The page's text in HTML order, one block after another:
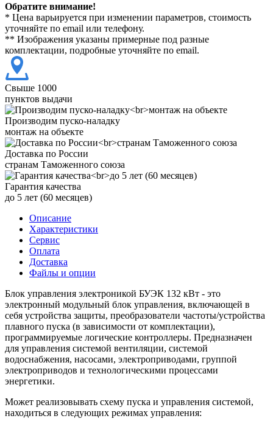
Обратите внимание!
* Цена варьируется при изменении параметров, стоимость
уточняйте по email или телефону.
** Изображения указаны примерные под разные
комплектации, подробные уточняйте по email.
Свыше 1000
пунктов выдачи
Производим пуско-наладку
монтаж на объекте
Доставка по России
странам Таможенного союза
Гарантия качества
до 5 лет (60 месяцев)
Описание
Характеристики
Сервис
Оплата
Доставка
Файлы и опции
Блок управления электроникой БУЭК 132 кВт - это
электронный модульный блок управления, включающей в
себя устройства защиты, преобразователи частоты/устройства
плавного пуска (в зависимости от комплектации),
программируемые логические контроллеры. Предназначен
для управления системой вентиляции, системой
водоснабжения, насосами, электроприводами, группой
электроприводов и технологическими процессами
энергетики.
Может реализовывать схему пуска и управления системой,
находиться в следующих режимах управления: